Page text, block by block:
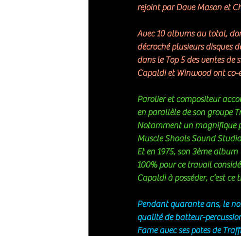
rejoint par Dave Mason et
Avec 10 albums au total,
décroché plusieurs disques
dans le Top 5 des ventes de
Capaldi et Winwood ont co-
Parolier et compositeur
en parallèle de son groupe
Notamment un magnifique
Muscle Shoals Sound
Et en 1975, son 3ème
100% pour ce travail
Capaldi à posséder, c’est ce
Pendant quarante ans, le
qualité de batteur-
Fame avec ses potes de